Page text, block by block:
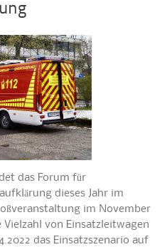
das Forum für
dieses Jahr im
im November
von Einsatzleitwagen
das Einsatzszenario auf